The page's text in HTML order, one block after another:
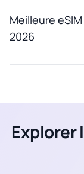
Meilleure
2026
Explorer